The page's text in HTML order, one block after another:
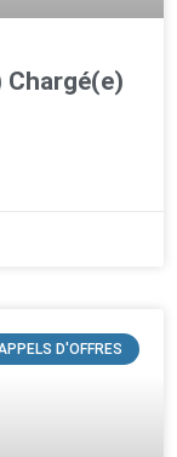
Chargé(e)
D'OFFRES